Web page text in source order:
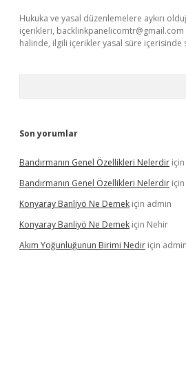
Hukuka ve yasal düzenlemelere aykırı
içerikleri, backlinkpanelicomtr@gmail.com
halinde, ilgili içerikler yasal süre içerisinde
Son yorumlar
Bandırmanın Genel Özellikleri Nelerdir için
Bandırmanın Genel Özellikleri Nelerdir için
Konyaray Banliyö Ne Demek için admin
Konyaray Banliyö Ne Demek için Nehir
Akım Yoğunluğunun Birimi Nedir için admin